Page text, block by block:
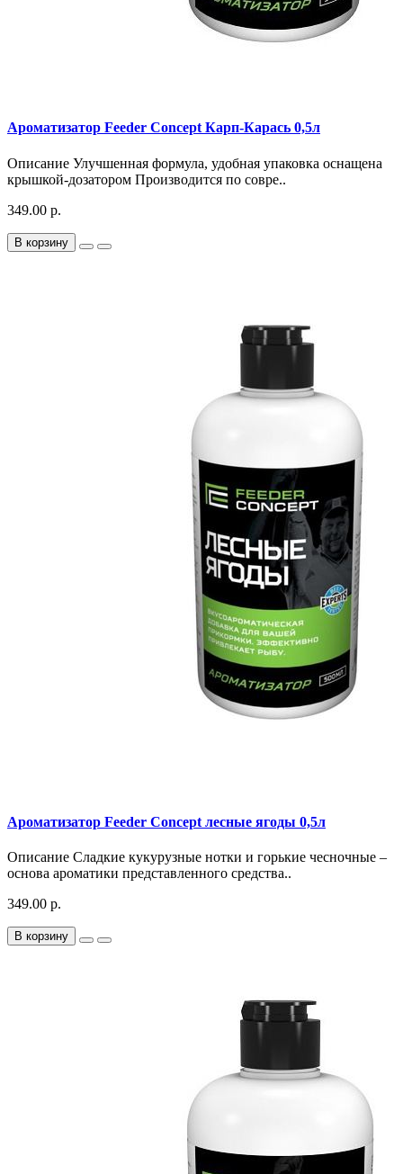
Ароматизатор Feeder Concept Карп-Карась 0,5л
Описание Улучшенная формула, удобная упаковка оснащена
крышкой-дозатором Производится по совре..
349.00 р.
В корзину
Ароматизатор Feeder Concept лесные ягоды 0,5л
Описание Сладкие кукурузные нотки и горькие чесночные –
основа ароматики представленного средства..
349.00 р.
В корзину